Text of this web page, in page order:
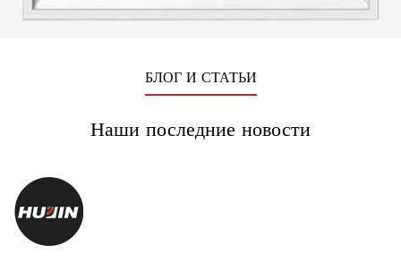
БЛОГ И СТАТЬИ
Наши последние новости